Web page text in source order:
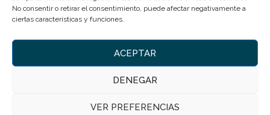
No consentir o retirar el consentimiento, puede afectar negativamente a
ciertas características y funciones.
ACEPTAR
DENEGAR
VER PREFERENCIAS
SÍGUEME
INSTAGRAM